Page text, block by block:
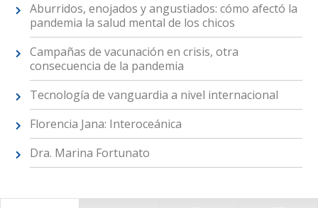
Aburridos, enojados y angustiados: cómo afectó la
pandemia la salud mental de los chicos
Campañas de vacunación en crisis, otra
consecuencia de la pandemia
Tecnología de vanguardia a nivel internacional
Florencia Jana: Interoceánica
Dra. Marina Fortunato